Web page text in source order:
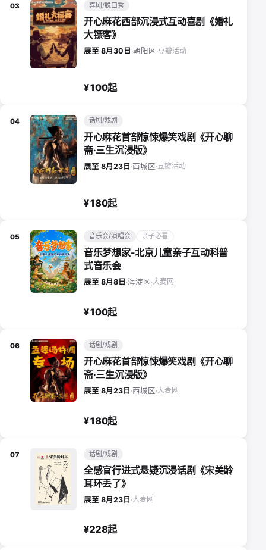
03 喜剧/脱口秀
开心麻花西部沉浸式互动喜剧《婚礼
大镖客》
展至 8月30日 ·朝阳区·豆瓣活动
¥100起
04 话剧/戏剧
开心麻花首部惊悚爆笑戏剧《开心聊
斋·三生沉浸版》
展至 8月23日 ·西城区·豆瓣活动
¥180起
05 音乐会/演唱会 亲子必看
音乐梦想家-北京儿童亲子互动科普
式音乐会
展至 8月8日 ·海淀区·大麦网
¥100起
06 话剧/戏剧
开心麻花首部惊悚爆笑戏剧《开心聊
斋·三生沉浸版》
展至 8月23日 ·西城区·大麦网
¥180起
07 话剧/戏剧
全感官行进式悬疑沉浸话剧《宋美龄
耳环丢了》
展至 8月23日 ·大麦网
¥228起